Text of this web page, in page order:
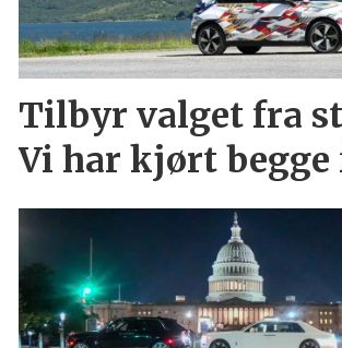
Tilbyr valget fra
Vi har kjørt begge